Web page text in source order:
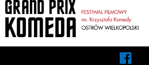
Przejdź
do
treści